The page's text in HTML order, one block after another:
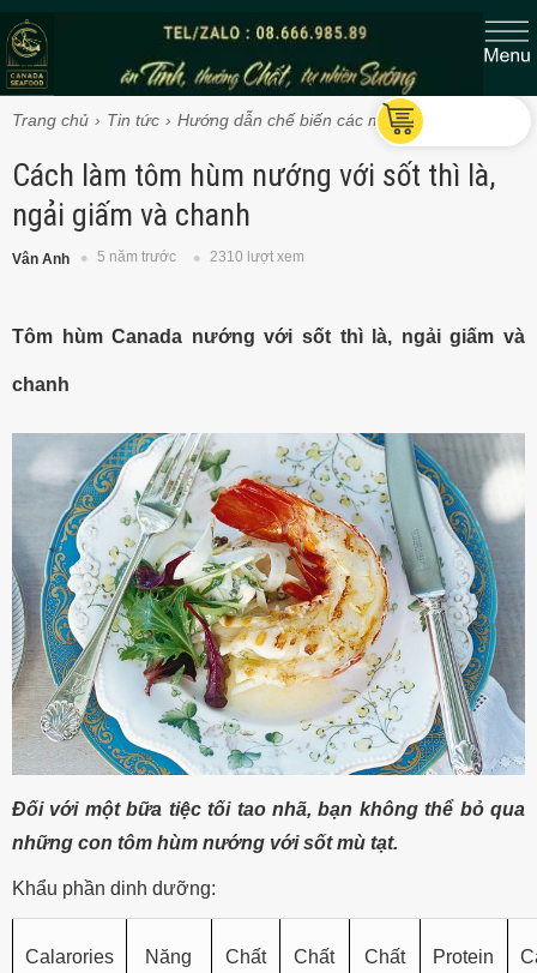
Trang chủ Tin tức Hướng dẫn chế biến các món Tôm hùm
Cách làm tôm hùm nướng với sốt thì là,
ngải giấm và chanh
Vân Anh 5 năm trước 2310 lượt xem
Tôm hùm Canada nướng với sốt thì là, ngải giấm và
chanh
Đối với một bữa tiệc tối tao nhã, bạn không thể bỏ qua
những con tôm hùm nướng với sốt mù tạt.
Khẩu phần dinh dưỡng:
Calarories
Năng
Chất
Chất
Chất
Protein